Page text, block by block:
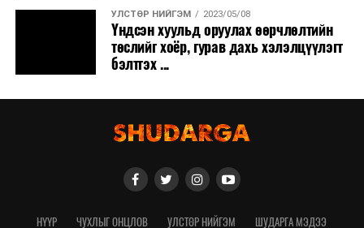
УЛСТӨР НИЙГЭМ 2023/05/08
Үндсэн хуульд оруулах өөрчлөлтийн
төслийг хоёр, гурав дахь хэлэлцүүлэгт
бэлтгэх ...
НҮҮР ЧУХЛЫГ ОНЦЛОВ УЛСТӨР НИЙГЭМ ШУДАРГА МЭДЭЭ